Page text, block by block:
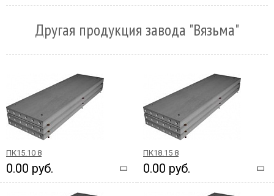
Другая продукция завода "Вязьма"
ПК15.10 8
0.00 руб.
ПК18.15 8
0.00 руб.